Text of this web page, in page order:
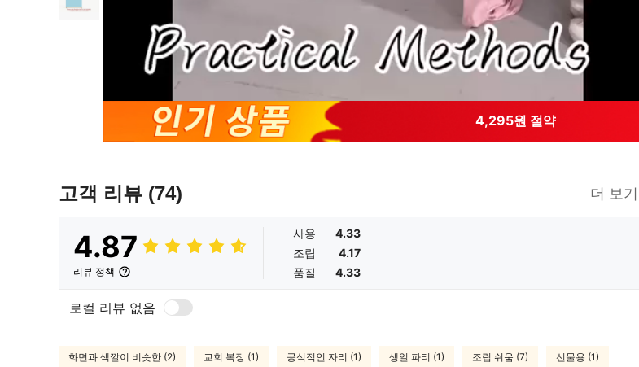
4,295원 절약
고객 리뷰 (74) 더 보기
4.87
리뷰 정책
사용
4.33
조립
4.17
품질
4.33
로컬 리뷰 없음
화면과 색깔이 비슷한 (2) 교회 복장 (1) 공식적인 자리 (1) 생일 파티 (1) 조립 쉬움 (7) 선물용 (1)